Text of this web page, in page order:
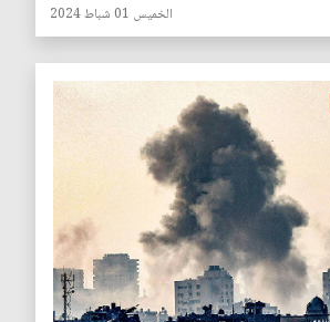
الخميس 01 شباط 2024